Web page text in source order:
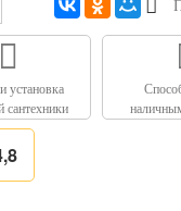
установка
сантехники